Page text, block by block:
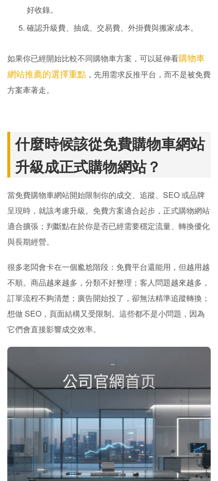
好收錄。
確認升級費、抽成、交易費、外掛費與搬家成本。
如果你已經開始比較不同購物車方案，可以延伸看購物車
網站推薦的選擇重點 ，先用需求反推平台，而不是被免費
方案牽著走。
什麼時候該從免費購物車網站
升級成正式購物網站？
當免費購物車網站開始限制你的成交、追蹤、SEO 或品牌
呈現時，就該考慮升級。免費方案適合起步，正式購物網站
適合擴張；判斷點在於你是否已經需要穩定流量、轉換優化
與長期經營。
很多老闆會卡在一個尷尬階段：免費平台還能用，但越用越
不順。商品越來越多，分類不好整理；客人問題越來越多，
訂單流程不夠清楚；廣告開始投了，卻無法精準追蹤轉換；
想做 SEO，頁面結構又受限制。這些都不是小問題，因為
它們會直接影響成交效率。